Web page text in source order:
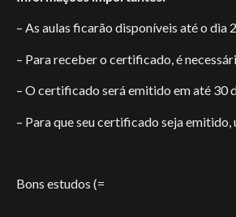
– As aulas ficarão disponíveis até o dia
– Para receber o certificado, é
– O certificado será emitido em até 30
– Para que seu certificado seja
Bons estudos (=